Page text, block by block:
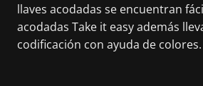
llaves acodadas se encuentran
acodadas Take it easy además
codificación con ayuda de colores.